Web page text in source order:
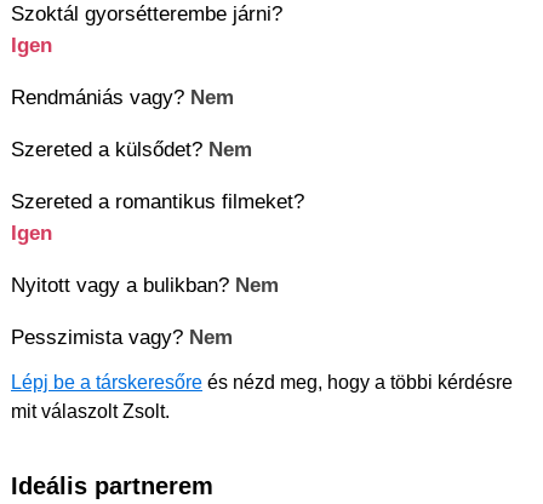
Szoktál gyorsétterembe járni?
Igen
Rendmániás vagy? Nem
Szereted a külsődet? Nem
Szereted a romantikus filmeket?
Igen
Nyitott vagy a bulikban? Nem
Pesszimista vagy? Nem
Lépj be a társkeresőre és nézd meg, hogy a többi kérdésre
mit válaszolt Zsolt.
Ideális partnerem